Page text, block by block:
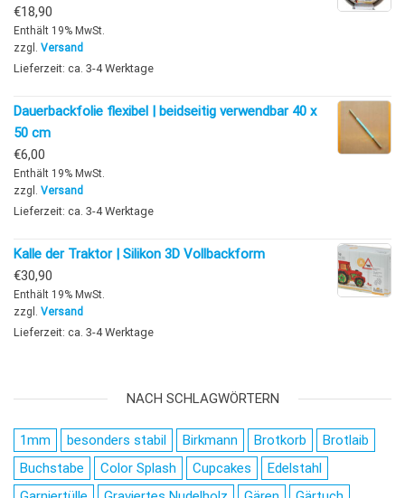
€18,90
Enthält 19% MwSt.
zzgl. Versand
Lieferzeit: ca. 3-4 Werktage
Dauerbackfolie flexibel | beidseitig verwendbar 40 x
50 cm
€6,00
Enthält 19% MwSt.
zzgl. Versand
Lieferzeit: ca. 3-4 Werktage
Kalle der Traktor | Silikon 3D Vollbackform
€30,90
Enthält 19% MwSt.
zzgl. Versand
Lieferzeit: ca. 3-4 Werktage
NACH SCHLAGWÖRTERN
1mm besonders stabil Birkmann Brotkorb
Brotlaib
Buchstabe
Color Splash Cupcakes
Edelstahl